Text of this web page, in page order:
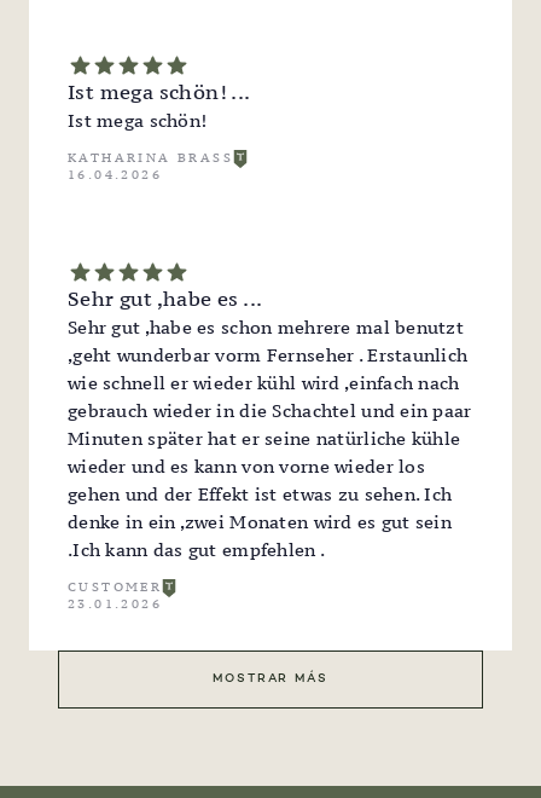
Ist mega schön! ...
Ist mega schön!
KATHARINA BRASS
16.04.2026
Sehr gut ,habe es ...
Sehr gut ,habe es schon mehrere mal benutzt
,geht wunderbar vorm Fernseher . Erstaunlich
wie schnell er wieder kühl wird ,einfach nach
gebrauch wieder in die Schachtel und ein paar
Minuten später hat er seine natürliche kühle
wieder und es kann von vorne wieder los
gehen und der Effekt ist etwas zu sehen. Ich
denke in ein ,zwei Monaten wird es gut sein
.Ich kann das gut empfehlen .
CUSTOMER
23.01.2026
MOSTRAR MÁS